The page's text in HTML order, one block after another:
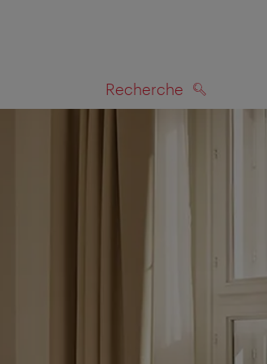
Recherche
un e-mail vous invitant à